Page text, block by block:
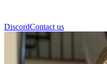
DiscordContact us